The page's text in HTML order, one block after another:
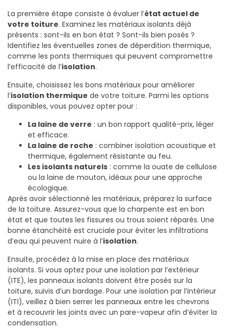
La première étape consiste à évaluer l’état actuel de
votre toiture. Examinez les matériaux isolants déjà
présents : sont-ils en bon état ? Sont-ils bien posés ?
Identifiez les éventuelles zones de déperdition thermique,
comme les ponts thermiques qui peuvent compromettre
l’efficacité de l’isolation.
Ensuite, choisissez les bons matériaux pour améliorer
l’isolation thermique de votre toiture. Parmi les options
disponibles, vous pouvez opter pour :
La laine de verre : un bon rapport qualité-prix, léger
et efficace.
La laine de roche : combiner isolation acoustique et
thermique, également résistante au feu.
Les isolants naturels : comme la ouate de cellulose
ou la laine de mouton, idéaux pour une approche
écologique.
Après avoir sélectionné les matériaux, préparez la surface
de la toiture. Assurez-vous que la charpente est en bon
état et que toutes les fissures ou trous soient réparés. Une
bonne étanchéité est cruciale pour éviter les infiltrations
d’eau qui peuvent nuire à l’isolation.
Ensuite, procédez à la mise en place des matériaux
isolants. Si vous optez pour une isolation par l’extérieur
(ITE), les panneaux isolants doivent être posés sur la
toiture, suivis d’un bardage. Pour une isolation par l’intérieur
(ITI), veillez à bien serrer les panneaux entre les chevrons
et à recouvrir les joints avec un pare-vapeur afin d’éviter la
condensation.